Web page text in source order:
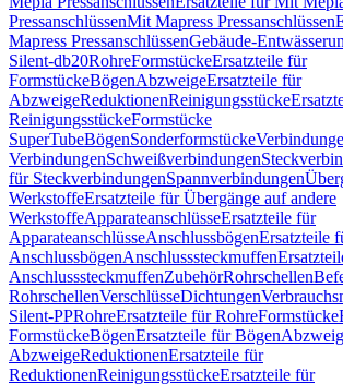
PressanschlüssenMit Mapress Pressanschlüssen
Mapress PressanschlüssenGebäude-
Silent-db20RohreFormstückeErsatzteile für
FormstückeBögenAbzweigeErsatzteile für
AbzweigeReduktionenReinigungsstücke
ReinigungsstückeFormstücke
SuperTubeBögenSonderformstücke
VerbindungenSchweißverbindungen
für SteckverbindungenSpannverbindungen
WerkstoffeErsatzteile für Übergänge auf andere
WerkstoffeApparateanschlüsseErsatzteile für
ApparateanschlüsseAnschlussbögenErsatzteile
AnschlussbögenAnschlusssteckmuffen
AnschlusssteckmuffenZubehörRohrschellen
RohrschellenVerschlüsseDichtungen
Silent-PPRohreErsatzteile für RohreFormstücke
FormstückeBögenErsatzteile für Bögen
AbzweigeReduktionenErsatzteile für
ReduktionenReinigungsstückeErsatzteile für